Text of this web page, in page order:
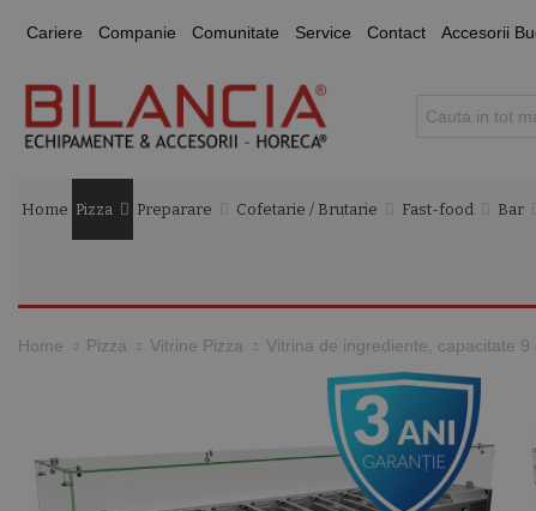
Cariere Companie Comunitate Service Contact Accesorii
Home Pizza Preparare Cofetarie / Brutarie Fast-food Bar
Home Pizza Vitrine Pizza Vitrina de ingrediente, capacitate